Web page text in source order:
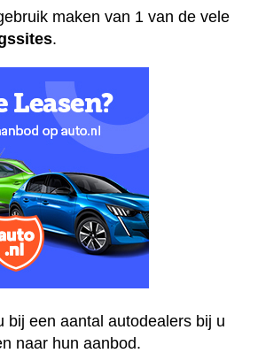
maken van 1 van de vele
.
bij een aantal autodealers bij u
naar hun aanbod.